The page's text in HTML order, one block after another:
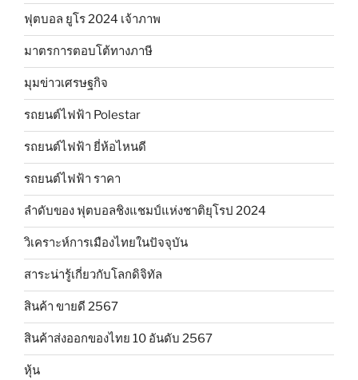
ฟุตบอล ยูโร 2024 เจ้าภาพ
มาตรการตอบโต้ทางภาษี
มุมข่าวเศรษฐกิจ
รถยนต์ไฟฟ้า Polestar
รถยนต์ไฟฟ้า ยี่ห้อไหนดี
รถยนต์ไฟฟ้า ราคา
ลำดับของ ฟุตบอลชิงแชมป์แห่งชาติยุโรป 2024
วิเคราะห์การเมืองไทยในปัจจุบัน
สาระน่ารู้เกี่ยวกับโลกดิจิทัล
สินค้า ขายดี 2567
สินค้าส่งออกของไทย 10 อันดับ 2567
หุ้น